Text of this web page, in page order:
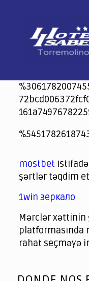
jeetcity
1xbet
jeet city casino
spintiger
Avabet
Spinrise
Crown Green
Crowngreen
슈가 러쉬1000
crazy time
parimatch.kr
winorio
winorio casino
winorio
mostbet
şərtlər təqdim
1win зеркало
Mərclər xəttinin
rahat seçməyə
of